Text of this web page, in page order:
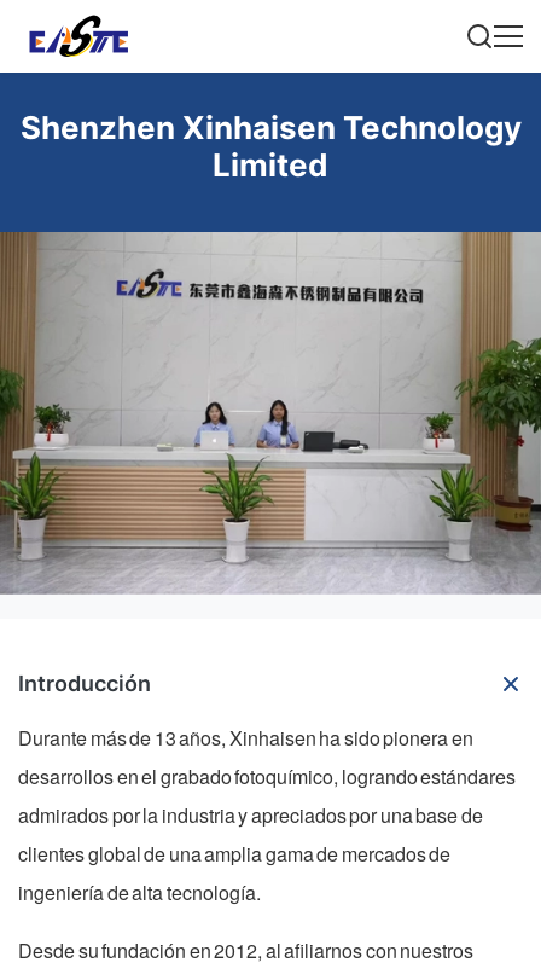
Shenzhen Xinhaisen Technology
Limited
Introducción
Durante más de 13 años, Xinhaisen ha sido pionera en
desarrollos en el grabado fotoquímico, logrando estándares
admirados por la industria y apreciados por una base de
clientes global de una amplia gama de mercados de
ingeniería de alta tecnología.
Desde su fundación en 2012, al afiliarnos con nuestros